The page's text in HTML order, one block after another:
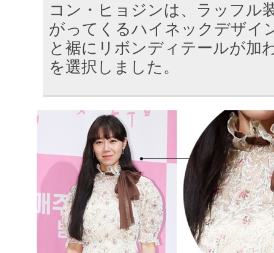
コン・ヒョジンは、ラッフル
がってくるハイネックデザイ
と裾にリボンディテールが加
を選択しました。